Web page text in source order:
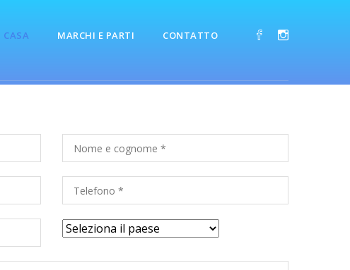
CASA MARCHI E PARTI CONTATTO